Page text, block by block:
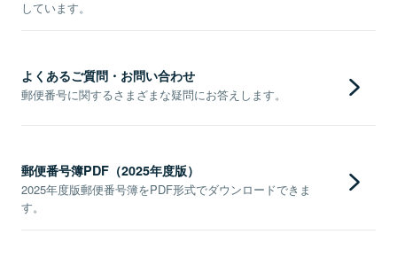
しています。
よくあるご質問・お問い合わせ
郵便番号に関するさまざまな疑問にお答えします。
郵便番号簿PDF（2025年度版）
2025年度版郵便番号簿をPDF形式でダウンロードできま
す。